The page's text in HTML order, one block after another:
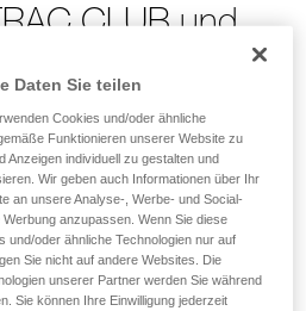
CLUB und
TRAC CLUB, TRAC
LT (10er-Pack)
TRAC CLUB, TRAC
Teil bei Kundenservice
Daten Sie teilen
Cookies und/oder ähnliche
Funktionieren unserer Website zu
Anzeigen individuell zu gestalten und
Wir geben auch Informationen über Ihr
an unsere Analyse-, Werbe- und Social-
anzupassen. Wenn Sie diese
und/oder ähnliche Technologien nur auf
Sie nicht auf andere Websites. Die
unserer Partner werden Sie während
Sie können Ihre Einwilligung jederzeit